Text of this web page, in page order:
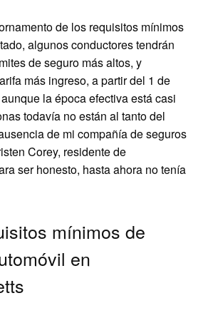
de los requisitos mínimos
algunos conductores tendrán
de seguro más altos, y
más ingreso, a partir del 1 de
la época efectiva está casi
todavía no están al tanto del
de mi compañía de seguros
Corey, residente de
ser honesto, hasta ahora no tenía
mínimos de
en